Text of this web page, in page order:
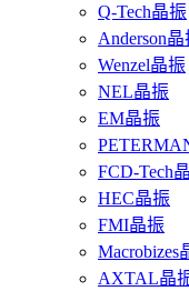
Q-Tech晶振
Anderson晶
Wenzel晶振
NEL晶振
EM晶振
FCD-Tech
HEC晶振
FMI晶振
Macrobizes
AXTAL晶